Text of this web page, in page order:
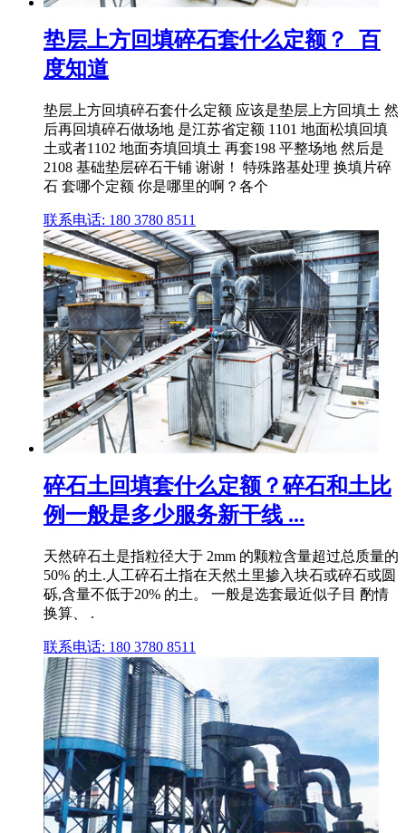
垫层上方回填碎石套什么定额？_百
度知道
垫层上方回填碎石套什么定额 应该是垫层上方回填土 然
后再回填碎石做场地 是江苏省定额 1101 地面松填回填
土或者1102 地面夯填回填土 再套198 平整场地 然后是
2108 基础垫层碎石干铺 谢谢！ 特殊路基处理 换填片碎
石 套哪个定额 你是哪里的啊？各个
联系电话: 180 3780 8511
碎石土回填套什么定额？碎石和土比
例一般是多少服务新干线 ...
天然碎石土是指粒径大于 2mm 的颗粒含量超过总质量的
50% 的土.人工碎石土指在天然土里掺入块石或碎石或圆
砾,含量不低于20% 的土。 一般是选套最近似子目 酌情
换算、 .
联系电话: 180 3780 8511